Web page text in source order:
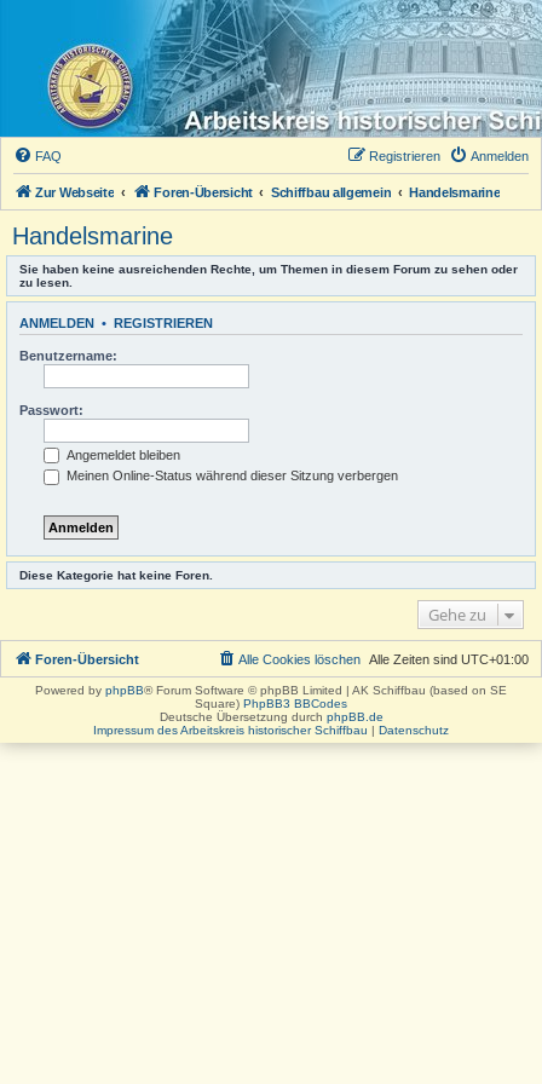
FAQ Anmelden
Registrieren
Zur Webseite Foren-Übersicht Schiffbau allgemein Handelsmarine
Handelsmarine
Sie haben keine ausreichenden Rechte, um Themen in diesem Forum zu sehen oder
zu lesen.
ANMELDEN • REGISTRIEREN
Benutzername:
Passwort:
Angemeldet bleiben
Meinen Online-Status während dieser Sitzung verbergen
Diese Kategorie hat keine Foren.
Gehe zu
Foren-Übersicht Alle Zeiten sind UTC+01:00
Alle Cookies löschen
Powered by phpBB® Forum Software © phpBB Limited | AK Schiffbau (based on SE
Square) PhpBB3 BBCodes
Deutsche Übersetzung durch phpBB.de
Impressum des Arbeitskreis historischer Schiffbau | Datenschutz